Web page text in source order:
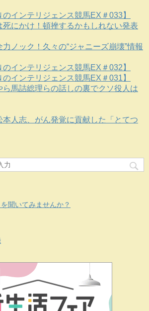
のインテリジェンス競馬EX＃033】
にかけ！頓挫するかもしれない発表
ノック！久々の“ジャニーズ崩壊”情報
のインテリジェンス競馬EX＃032】
のインテリジェンス競馬EX＃031】
ら馬詰総理らの話しの裏でクソ役人は
本人志、がん発覚に貢献した「とてつ
聞いてみませんか？